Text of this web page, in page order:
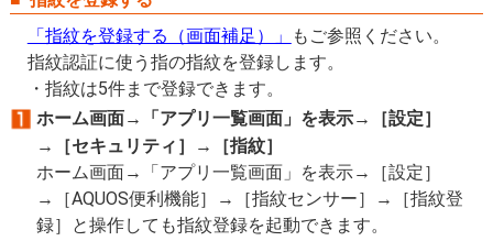
「指紋を登録する（画面補足）」
もご参照ください。
指紋認証に使う指の指紋を登録します。
指紋は5件まで登録できます。
ホーム画面→「アプリ一覧画面」を表示→［設定］
→［セキュリティ］→［指紋］
ホーム画面→「アプリ一覧画面」を表示→［設定］
→［AQUOS便利機能］→［指紋センサー］→［指紋登
録］と操作しても指紋登録を起動できます。